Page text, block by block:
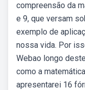
compreensão da
e 9, que versam
exemplo de
nossa vida. Por
Webao longo
como a
apresentarei 16